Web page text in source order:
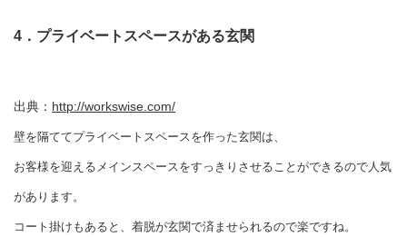
4．プライベートスペースがある玄関
出典： http://workswise.com/
壁を隔ててプライベートスペースを作った玄関は、
お客様を迎えるメインスペースをすっきりさせることができるので人気
があります。
コート掛けもあると、着脱が玄関で済ませられるので楽ですね。